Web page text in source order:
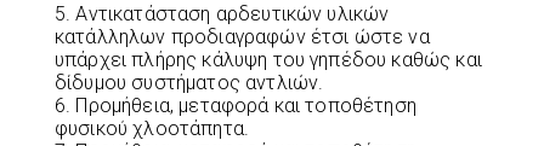
5. Αντικατάσταση αρδευτικών υλικών
κατάλληλων προδιαγραφών έτσι ώστε να
υπάρχει πλήρης κάλυψη του γηπέδου καθώς και
δίδυμου συστήματος αντλιών.
6. Προμήθεια, μεταφορά και τοποθέτηση
φυσικού χλοοτάπητα.